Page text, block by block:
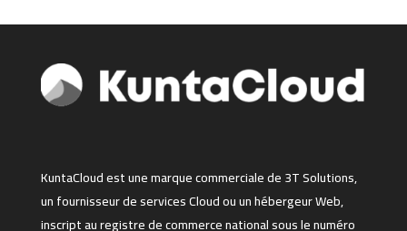
KuntaCloud est une marque commerciale de 3T Solutions,
un fournisseur de services Cloud ou un hébergeur Web,
inscript au registre de commerce national sous le numéro